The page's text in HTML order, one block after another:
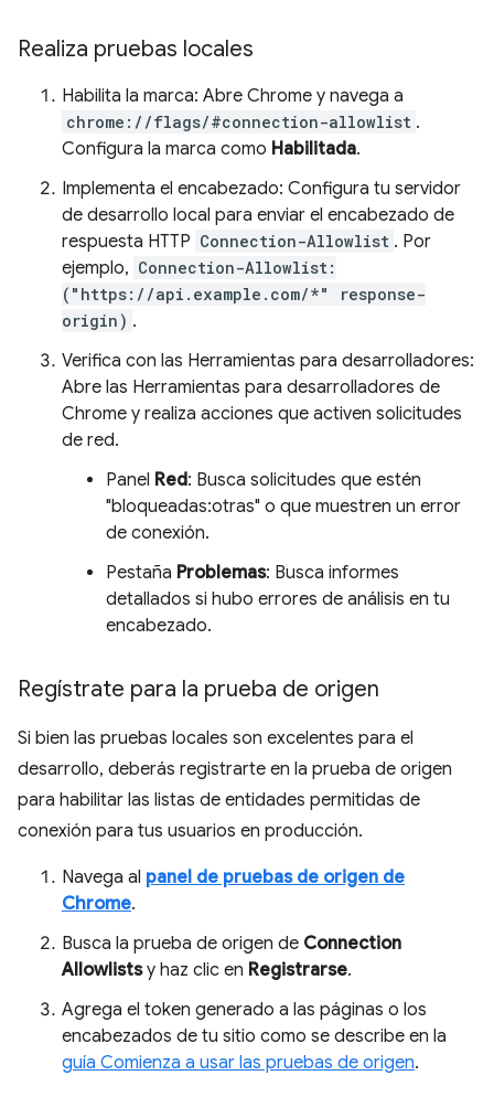
Realiza pruebas locales
Habilita la marca: Abre Chrome y navega a
chrome://flags/#connection-allowlist .
Configura la marca como Habilitada.
Implementa el encabezado: Configura tu servidor
de desarrollo local para enviar el encabezado de
respuesta HTTP Connection-Allowlist . Por
ejemplo, Connection-Allowlist:
("https://api.example.com/*" response-
origin) .
Verifica con las Herramientas para desarrolladores:
Abre las Herramientas para desarrolladores de
Chrome y realiza acciones que activen solicitudes
de red.
Panel Red: Busca solicitudes que estén
"bloqueadas:otras" o que muestren un error
de conexión.
Pestaña Problemas: Busca informes
detallados si hubo errores de análisis en tu
encabezado.
Regístrate para la prueba de origen
Si bien las pruebas locales son excelentes para el
desarrollo, deberás registrarte en la prueba de origen
para habilitar las listas de entidades permitidas de
conexión para tus usuarios en producción.
Navega al panel de pruebas de origen de
Chrome.
Busca la prueba de origen de Connection
Allowlistsy haz clic en Registrarse.
Agrega el token generado a las páginas o los
encabezados de tu sitio como se describe en la
guía Comienza a usar las pruebas de origen.